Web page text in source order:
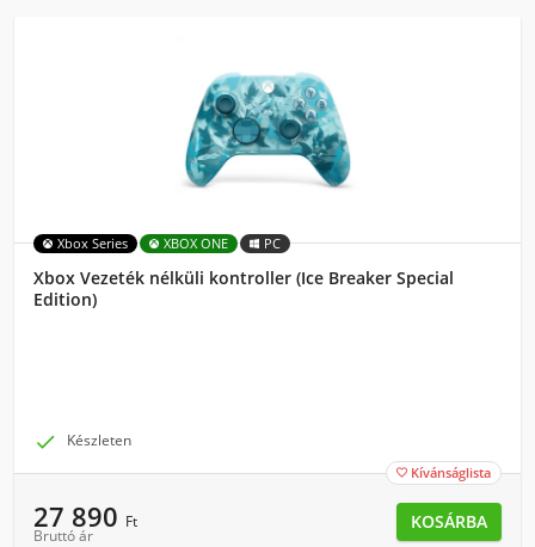
Xbox Series XBOX ONE PC
Xbox Vezeték nélküli kontroller (Ice Breaker Special
Edition)
 Készleten
 Kívánságlista
27 890 Ft
Bruttó ár
KOSÁRBA